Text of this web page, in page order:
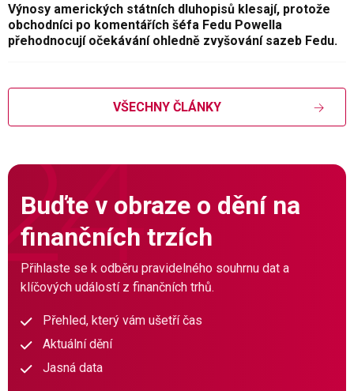
Výnosy amerických státních dluhopisů klesají, protože
obchodníci po komentářích šéfa Fedu Powella
přehodnocují očekávání ohledně zvyšování sazeb Fedu.
VŠECHNY ČLÁNKY
Buďte v obraze o dění na
finančních trzích
Přihlaste se k odběru pravidelného souhrnu dat a
klíčových událostí z finančních trhů.
Přehled, který vám ušetří čas
Aktuální dění
Jasná data